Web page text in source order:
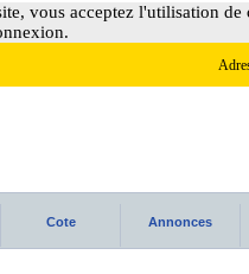
vous acceptez l'utilisation
Cote Annonces